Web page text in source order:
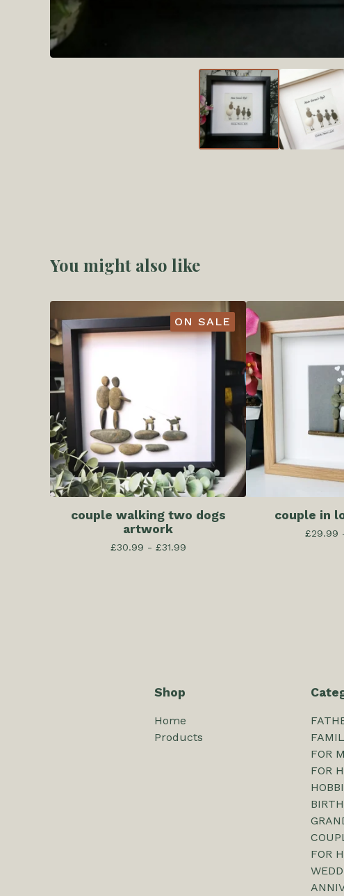
You might also like
ON SALE
couple walking two dogs
artwork
£30.99 - £31.99
couple in
£29.99
Shop
Home
Products
FOR
FOR
FOR